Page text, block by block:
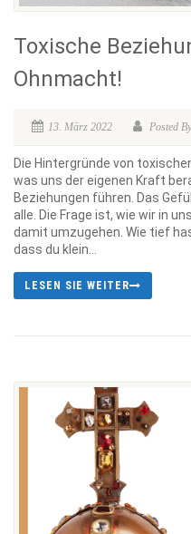
Toxische
Ohnmacht!
13. März 2022 Posted
Die Hintergründe von
was uns der eigenen Kraft
Beziehungen führen. Das
alle. Die Frage ist, wie wir in
damit umzugehen. Wie tief
dass du klein...
LESEN SIE WEITER